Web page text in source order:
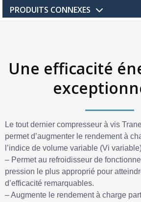
PRODUITS CONNEXES
Une efficacité
Le tout dernier compresseur à vis
permet d’augmenter le rendement à
l’indice de volume variable (Vi
– Permet au refroidisseur de
pression le plus approprié pour
d’efficacité remarquables.
– Augmente le rendement à charge